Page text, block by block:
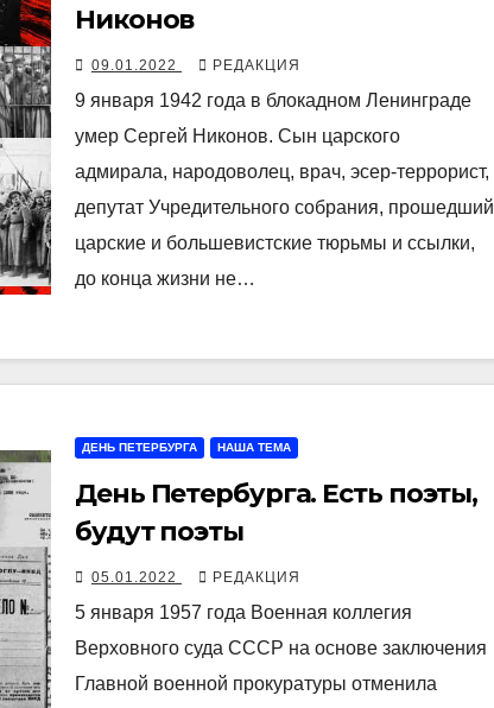
Никонов
09.01.2022 РЕДАКЦИЯ
9 января 1942 года в блокадном Ленинграде
умер Сергей Никонов. Сын царского
адмирала, народоволец, врач, эсер-террорист,
депутат Учредительного собрания, прошедший
царские и большевистские тюрьмы и ссылки,
до конца жизни не…
ДЕНЬ ПЕТЕРБУРГА НАША ТЕМА
День Петербурга. Есть поэты,
будут поэты
05.01.2022 РЕДАКЦИЯ
5 января 1957 года Военная коллегия
Верховного суда СССР на основе заключения
Главной военной прокуратуры отменила